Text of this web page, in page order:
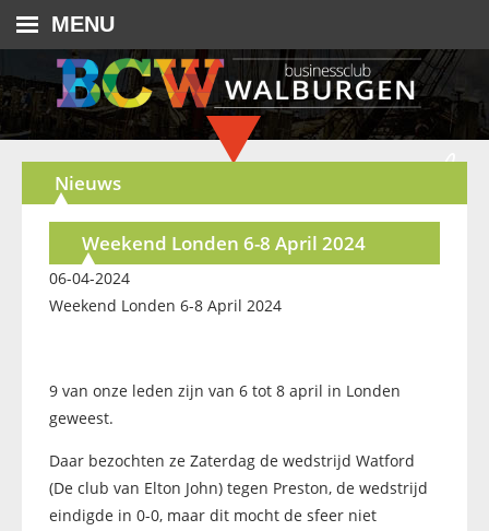
MENU
Nieuws
Weekend Londen 6-8 April 2024
06-04-2024
Weekend Londen 6-8 April 2024
9 van onze leden zijn van 6 tot 8 april in Londen
geweest.
Daar bezochten ze Zaterdag de wedstrijd Watford
(De club van Elton John) tegen Preston, de wedstrijd
eindigde in 0-0, maar dit mocht de sfeer niet